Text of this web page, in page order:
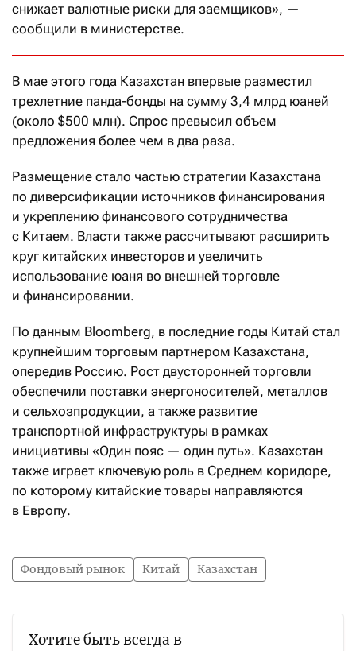
снижает валютные риски для заемщиков», —
сообщили в министерстве.
В мае этого года Казахстан впервые разместил
трехлетние панда-бонды на сумму 3,4 млрд юаней
(около $500 млн). Спрос превысил объем
предложения более чем в два раза.
Размещение стало частью стратегии Казахстана
по диверсификации источников финансирования
и укреплению финансового сотрудничества
с Китаем. Власти также рассчитывают расширить
круг китайских инвесторов и увеличить
использование юаня во внешней торговле
и финансировании.
По данным Bloomberg, в последние годы Китай стал
крупнейшим торговым партнером Казахстана,
опередив Россию. Рост двусторонней торговли
обеспечили поставки энергоносителей, металлов
и сельхозпродукции, а также развитие
транспортной инфраструктуры в рамках
инициативы «Один пояс — один путь». Казахстан
также играет ключевую роль в Среднем коридоре,
по которому китайские товары направляются
в Европу.
Фондовый рынок Китай Казахстан
Хотите быть всегда в